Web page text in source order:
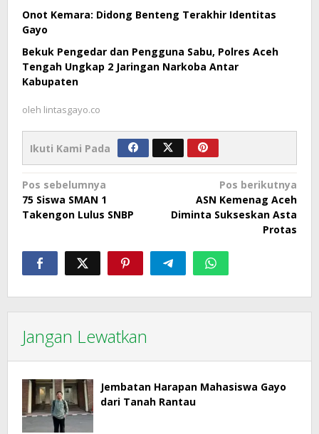
Onot Kemara: Didong Benteng Terakhir Identitas
Gayo
Bekuk Pengedar dan Pengguna Sabu, Polres Aceh
Tengah Ungkap 2 Jaringan Narkoba Antar
Kabupaten
oleh lintasgayo.co
Ikuti Kami Pada
Navigasi
pos
Pos sebelumnya
75 Siswa SMAN 1
Takengon Lulus SNBP
Pos berikutnya
ASN Kemenag Aceh
Diminta Sukseskan Asta
Protas
Jangan Lewatkan
Jembatan Harapan Mahasiswa Gayo
dari Tanah Rantau